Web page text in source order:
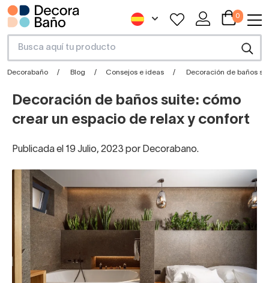
0
Decorabaño Blog Consejos e ideas Decoración de baños
Decoración de baños suite: cómo
crear un espacio de relax y confort
Publicada el 19 Julio, 2023 por Decorabano.